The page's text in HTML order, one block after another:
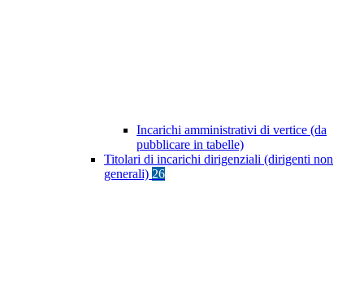
Incarichi amministrativi di vertice (da
pubblicare in tabelle)
Titolari di incarichi dirigenziali (dirigenti non
generali) 26